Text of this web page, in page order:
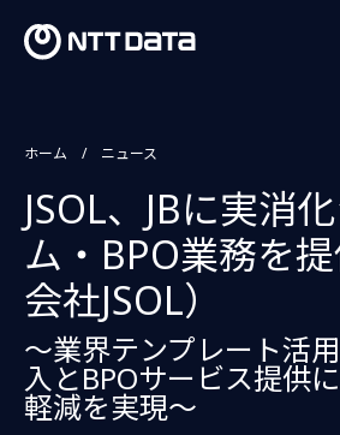
ホーム ニュース
JSOL、JBに実消
ム・BPO業務を
会社JSOL）
～業界テンプレート活
入とBPOサービス提供
軽減を実現～